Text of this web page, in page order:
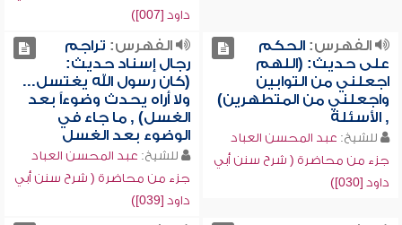
داود [007])
الفهرس:الحكم
على حديث: (اللهم
اجعلني من التوابين
واجعلني من المتطهرين)
, الأسئلة
للشيخ: عبد المحسن العباد
جزء من محاضرة ( شرح سنن أبي
داود [030])
الفهرس: تراجم
رجال إسناد حديث:
(كان رسول الله يغتسل...
ولا أراه يحدث وضوءاً بعد
الغسل) , ما جاء في
الوضوء بعد الغسل
للشيخ: عبد المحسن العباد
جزء من محاضرة ( شرح سنن أبي
داود [039])